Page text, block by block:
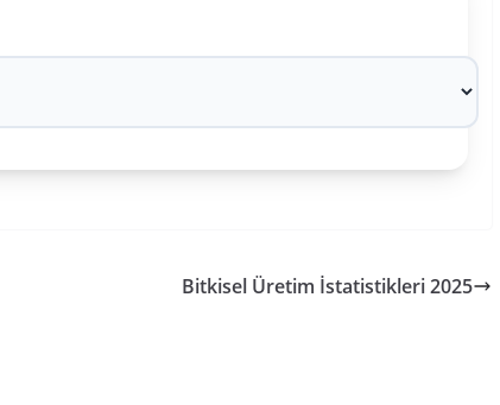
Bitkisel Üretim İstatistikleri 2025